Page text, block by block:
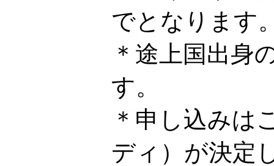
でとなります
＊途上国出身
す。
＊申し込みは
ディ）が決定